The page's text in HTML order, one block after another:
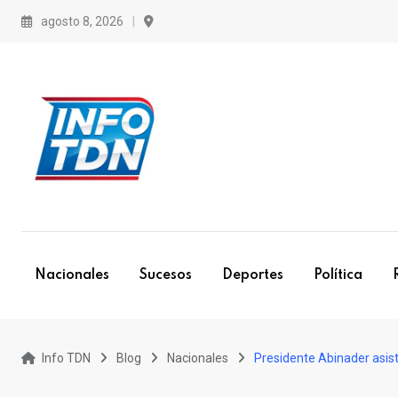
agosto 8, 2026
Nacionales Sucesos Deportes Política
Info TDN Blog Nacionales Presidente Abinader